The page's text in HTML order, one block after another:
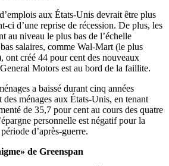
aux États-Unis devrait être plus
ci d’une reprise de récession. De plus, les
au niveau le plus bas de l’échelle
salaires, comme Wal-Mart (le plus
ont créé 44 pour cent des nouveaux
Motors est au bord de la faillite.
a baissé durant cinq années
des ménages aux États-Unis, en tenant
de 35,7 pour cent au cours des quatre
personnelle est négatif pour la
d’après-guerre.
de Greenspan